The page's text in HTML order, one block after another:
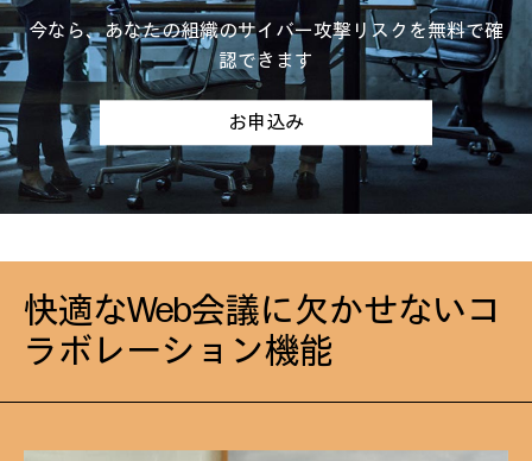
今なら、あなたの組織のサイバー攻撃リスクを無料で確
認できます
お申込み
快適なWeb会議に欠かせないコ
ラボレーション機能